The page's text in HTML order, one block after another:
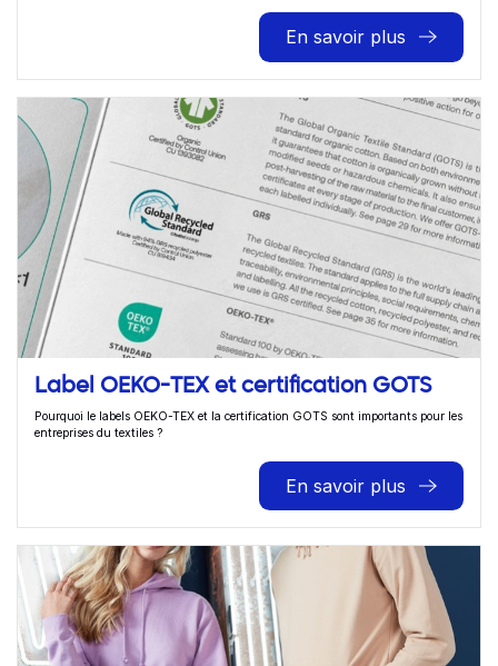
En savoir plus
Label OEKO-TEX et certification GOTS
Pourquoi le labels OEKO-TEX et la certification GOTS sont importants pour les
entreprises du textiles ?
En savoir plus